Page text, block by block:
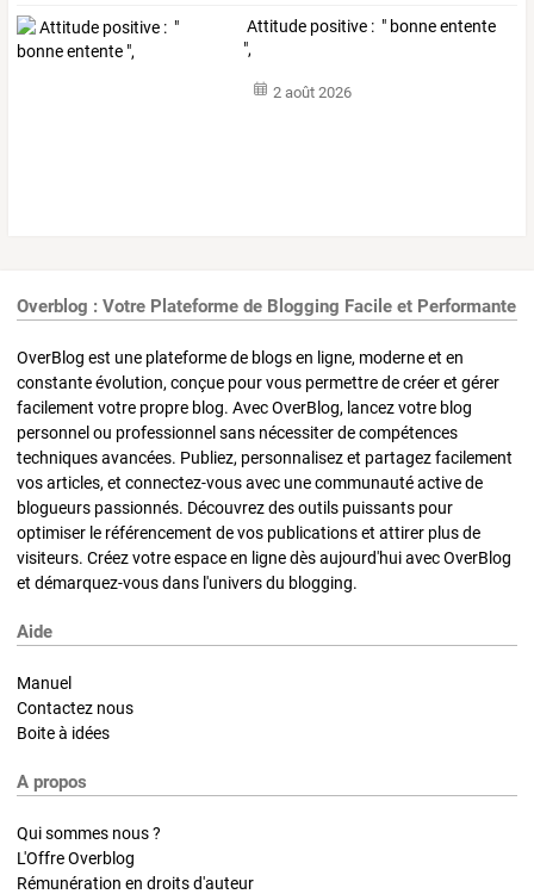
Attitude positive : " bonne entente
",
2 août 2026
Overblog : Votre Plateforme de Blogging Facile et Performante
OverBlog est une plateforme de blogs en ligne, moderne et en
constante évolution, conçue pour vous permettre de créer et gérer
facilement votre propre blog. Avec OverBlog, lancez votre blog
personnel ou professionnel sans nécessiter de compétences
techniques avancées. Publiez, personnalisez et partagez facilement
vos articles, et connectez-vous avec une communauté active de
blogueurs passionnés. Découvrez des outils puissants pour
optimiser le référencement de vos publications et attirer plus de
visiteurs. Créez votre espace en ligne dès aujourd'hui avec OverBlog
et démarquez-vous dans l'univers du blogging.
Aide
Manuel
Contactez nous
Boite à idées
A propos
Qui sommes nous ?
L'Offre Overblog
Rémunération en droits d'auteur